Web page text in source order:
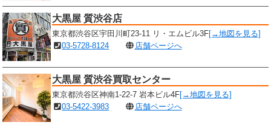
大黒屋 質渋谷店
東京都渋谷区宇田川町23-11 リ・エムビル3F[→地図を見る]
03-5728-8124
店舗ページへ
大黒屋 質渋谷買取センター
東京都渋谷区神南1-22-7 岩本ビル4F[→地図を見る]
03-5422-3983
店舗ページへ